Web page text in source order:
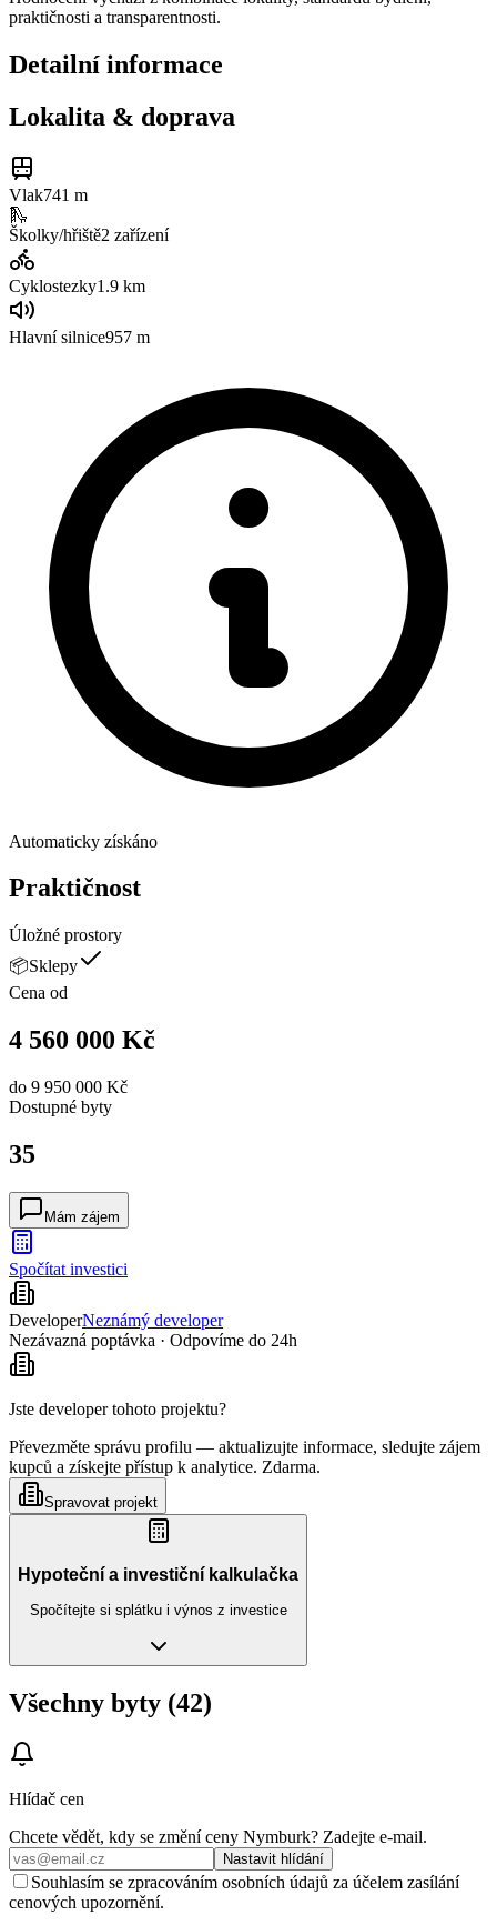
praktičnosti a transparentnosti.
Detailní informace
Lokalita & doprava
Vlak741 m
🛝
Školky/hřiště2 zařízení
Cyklostezky1.9 km
Hlavní silnice957 m
Automaticky získáno
Praktičnost
Úložné prostory
📦Sklepy
Cena od
4 560 000 Kč
do 9 950 000 Kč
Dostupné byty
35
Mám zájem
Spočítat investici
DeveloperNeznámý developer
Nezávazná poptávka · Odpovíme do 24h
Jste developer tohoto projektu?
Převezměte správu profilu — aktualizujte informace, sledujte zájem
kupců a získejte přístup k analytice. Zdarma.
Spravovat projekt
Hypoteční a investiční kalkulačka
Spočítejte si splátku i výnos z investice
Všechny byty (42)
Hlídač cen
Chcete vědět, kdy se změní ceny Nymburk? Zadejte e‑mail.
Nastavit hlídání
Souhlasím se zpracováním osobních údajů za účelem zasílání
cenových upozornění.